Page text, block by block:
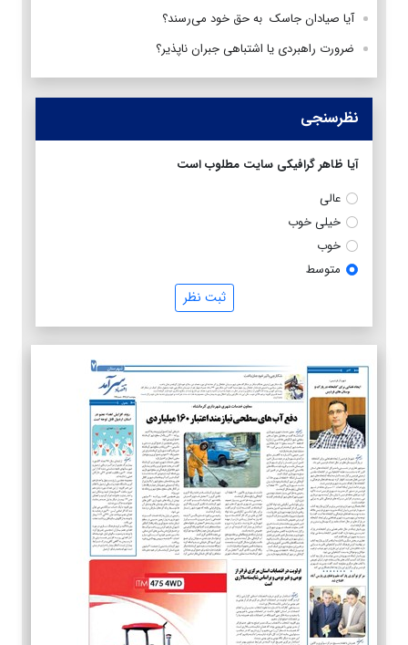
آیا صیادان جاسک به حق خود می‌رسند؟
ضرورت راهبردی یا اشتباهی جبران ناپذیر؟
نظرسنجی
آیا ظاهر گرافیکی سایت مطلوب است
عالی
خیلی خوب
خوب
متوسط
ثبت نظر